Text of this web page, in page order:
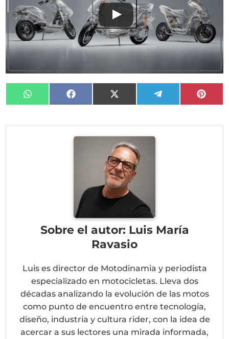
Compartir
en
Compartir
en
Compartir
en
(Twitter)
Compartir
en
en
Sobre el autor: Luis María
Ravasio
Luis es director de Motodinamia y periodista
especializado en motocicletas. Lleva dos
décadas analizando la evolución de las motos
como punto de encuentro entre tecnología,
diseño, industria y cultura rider, con la idea de
acercar a sus lectores una mirada informada,